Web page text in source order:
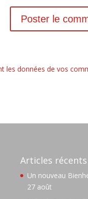
les données de vos
Articles récents
Un nouveau
27 août